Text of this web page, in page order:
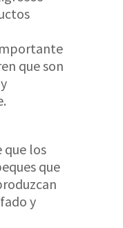
que son
los
que
y